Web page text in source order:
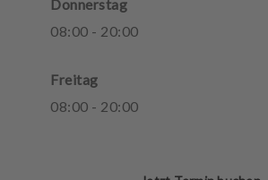
Donnerstag
08:00 - 20:00
Freitag
08:00 - 20:00